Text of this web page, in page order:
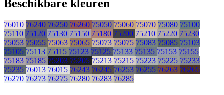
Beschikbare kleuren
76010 76240 76250 76260 75050 75060 75070 75080 75100
75110 75120 75130 75150 75180 75200 75210 75220 75230
75053 75055 75063 75065 75073 75075 75083 75085 75103
75105 75113 75115 75123 75125 75133 75135 75153 75155
75183 75185 75203 75205 75213 75215 75223 75225 75233
75235 76013 76015 76243 76245 76253 76255 76263 76265
76270 76273 76275 76280 76283 76285